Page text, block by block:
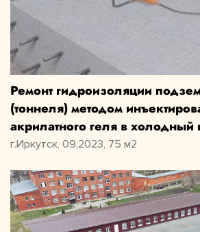
Ремонт гидроизоляции
(тоннеля) методом
акрилатного геля в холодный
г.Иркутск, 09.2023, 75 м2